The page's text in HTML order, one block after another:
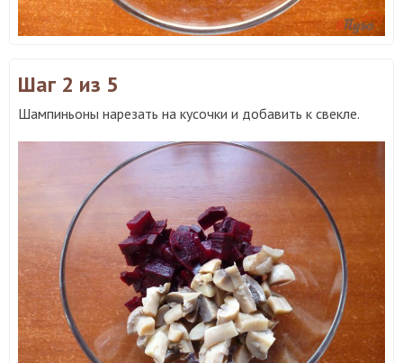
Шаг 2 из 5
Шампиньоны нарезать на кусочки и добавить к свекле.